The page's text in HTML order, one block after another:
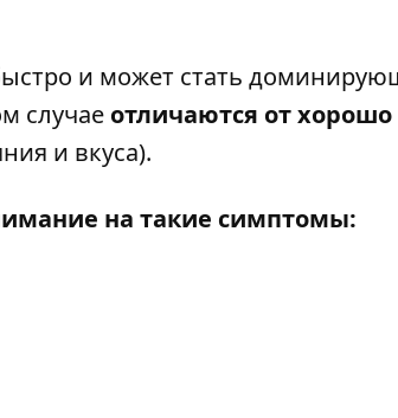
и может стать
случае отличаются от
и вкуса).
на такие симптомы: